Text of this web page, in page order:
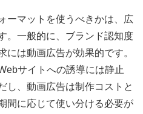
ーマットを使うべきかは、広
。一般的に、ブランド認知度
には動画広告が効果的です。
サイトへの誘導には静止
し、動画広告は制作コストと
間に応じて使い分ける必要が